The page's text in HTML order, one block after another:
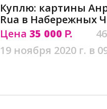
Куплю: картины
Rua в Набережных
Цена 35 000 Р.
19 ноября 2020 г. в